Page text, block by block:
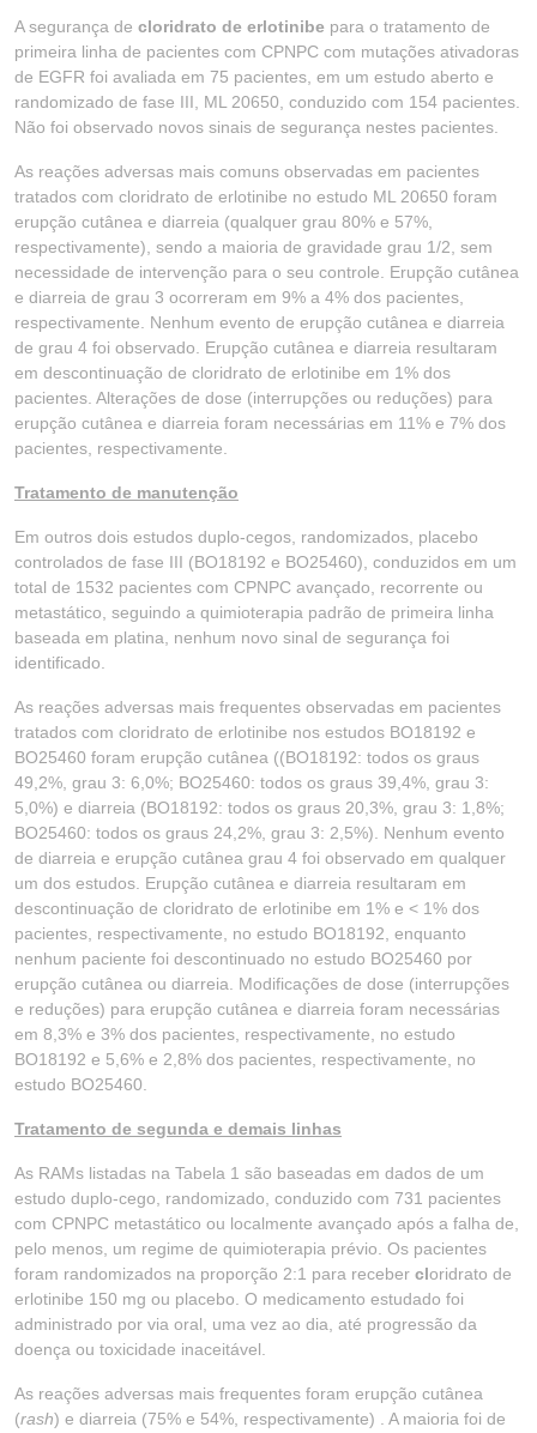
A segurança de cloridrato de erlotinibe para o tratamento de
primeira linha de pacientes com CPNPC com mutações ativadoras
de EGFR foi avaliada em 75 pacientes, em um estudo aberto e
randomizado de fase III, ML 20650, conduzido com 154 pacientes.
Não foi observado novos sinais de segurança nestes pacientes.
As reações adversas mais comuns observadas em pacientes
tratados com cloridrato de erlotinibe no estudo ML 20650 foram
erupção cutânea e diarreia (qualquer grau 80% e 57%,
respectivamente), sendo a maioria de gravidade grau 1/2, sem
necessidade de intervenção para o seu controle. Erupção cutânea
e diarreia de grau 3 ocorreram em 9% a 4% dos pacientes,
respectivamente. Nenhum evento de erupção cutânea e diarreia
de grau 4 foi observado. Erupção cutânea e diarreia resultaram
em descontinuação de cloridrato de erlotinibe em 1% dos
pacientes. Alterações de dose (interrupções ou reduções) para
erupção cutânea e diarreia foram necessárias em 11% e 7% dos
pacientes, respectivamente.
Tratamento de manutenção
Em outros dois estudos duplo-cegos, randomizados, placebo
controlados de fase III (BO18192 e BO25460), conduzidos em um
total de 1532 pacientes com CPNPC avançado, recorrente ou
metastático, seguindo a quimioterapia padrão de primeira linha
baseada em platina, nenhum novo sinal de segurança foi
identificado.
As reações adversas mais frequentes observadas em pacientes
tratados com cloridrato de erlotinibe nos estudos BO18192 e
BO25460 foram erupção cutânea ((BO18192: todos os graus
49,2%, grau 3: 6,0%; BO25460: todos os graus 39,4%, grau 3:
5,0%) e diarreia (BO18192: todos os graus 20,3%, grau 3: 1,8%;
BO25460: todos os graus 24,2%, grau 3: 2,5%). Nenhum evento
de diarreia e erupção cutânea grau 4 foi observado em qualquer
um dos estudos. Erupção cutânea e diarreia resultaram em
descontinuação de cloridrato de erlotinibe em 1% e < 1% dos
pacientes, respectivamente, no estudo BO18192, enquanto
nenhum paciente foi descontinuado no estudo BO25460 por
erupção cutânea ou diarreia. Modificações de dose (interrupções
e reduções) para erupção cutânea e diarreia foram necessárias
em 8,3% e 3% dos pacientes, respectivamente, no estudo
BO18192 e 5,6% e 2,8% dos pacientes, respectivamente, no
estudo BO25460.
Tratamento de segunda e demais linhas
As RAMs listadas na Tabela 1 são baseadas em dados de um
estudo duplo-cego, randomizado, conduzido com 731 pacientes
com CPNPC metastático ou localmente avançado após a falha de,
pelo menos, um regime de quimioterapia prévio. Os pacientes
foram randomizados na proporção 2:1 para receber cloridrato de
erlotinibe 150 mg ou placebo. O medicamento estudado foi
administrado por via oral, uma vez ao dia, até progressão da
doença ou toxicidade inaceitável.
As reações adversas mais frequentes foram erupção cutânea
(rash) e diarreia (75% e 54%, respectivamente) . A maioria foi de